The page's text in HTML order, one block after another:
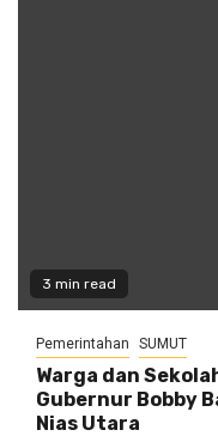
3 min read
Pemerintahan SUMUT
Warga dan
Gubernur Bobby
Nias Utara